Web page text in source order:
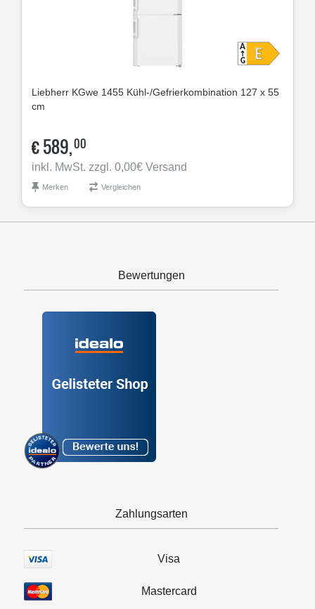
Liebherr KGwe 1455 Kühl-/Gefrierkombination 127 x 55
cm
€589,00
inkl. MwSt. zzgl. 0,00€ Versand
Merken Vergleichen
Bewertungen
Zahlungsarten
Visa
Mastercard